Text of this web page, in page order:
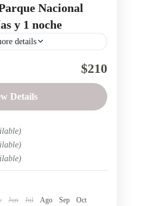
Nacional
y 1 noche
details
Puerto Lopez
Isla de la PlataVen a la
y visita Puerto López, el
y la Isla de...
$210
Details
Jun Jul Ago Sep
Oct